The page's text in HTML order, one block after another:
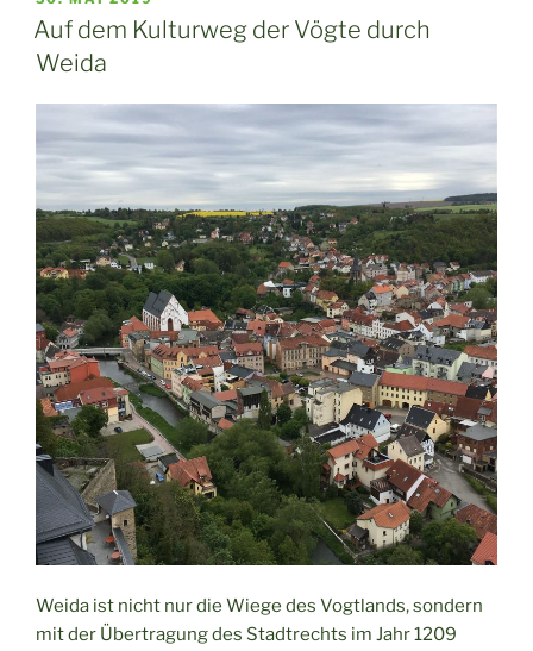
im
Erich
Ohser
Haus
in
Plauen“
AM
Auf dem Kulturweg der Vögte durch
Weida
Weida ist nicht nur die Wiege des Vogtlands, sondern
mit der Übertragung des Stadtrechts im Jahr 1209